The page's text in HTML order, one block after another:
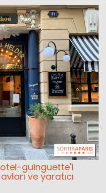
otel-guinguette'i
ve yaratıcı